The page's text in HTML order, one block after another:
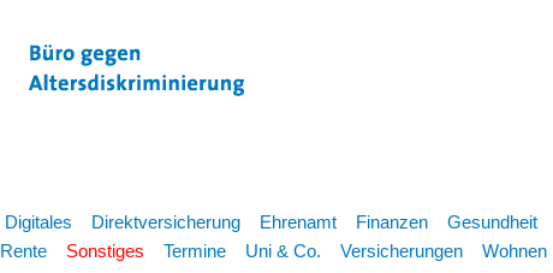
Digitales Direktversicherung Ehrenamt Finanzen Gesundheit
Rente Sonstiges Termine Uni & Co. Versicherungen Wohnen